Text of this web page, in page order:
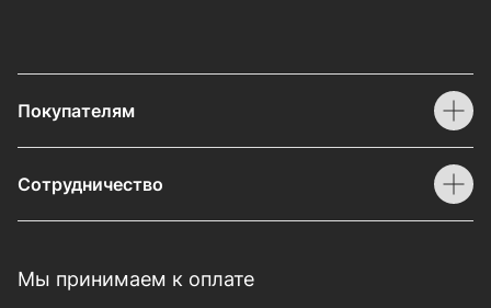
Покупателям
Сотрудничество
Мы принимаем к оплате